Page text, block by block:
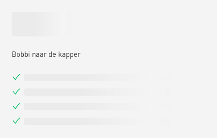
Bobbi naar de kapper